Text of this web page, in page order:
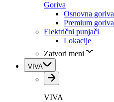
Goriva
Osnovna goriva
Premium goriva
Električni punjači
Lokacije
Zatvori meni
VIVA
VIVA